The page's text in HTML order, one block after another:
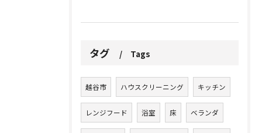
タグ Tags
越谷市 ハウスクリーニング キッチン
レンジフード 浴室 床 ベランダ